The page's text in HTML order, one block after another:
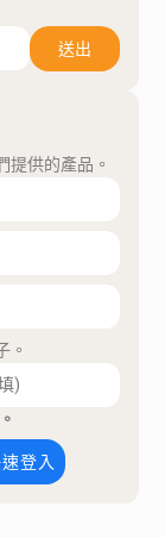
送出
提供的產品。
。
。
登入